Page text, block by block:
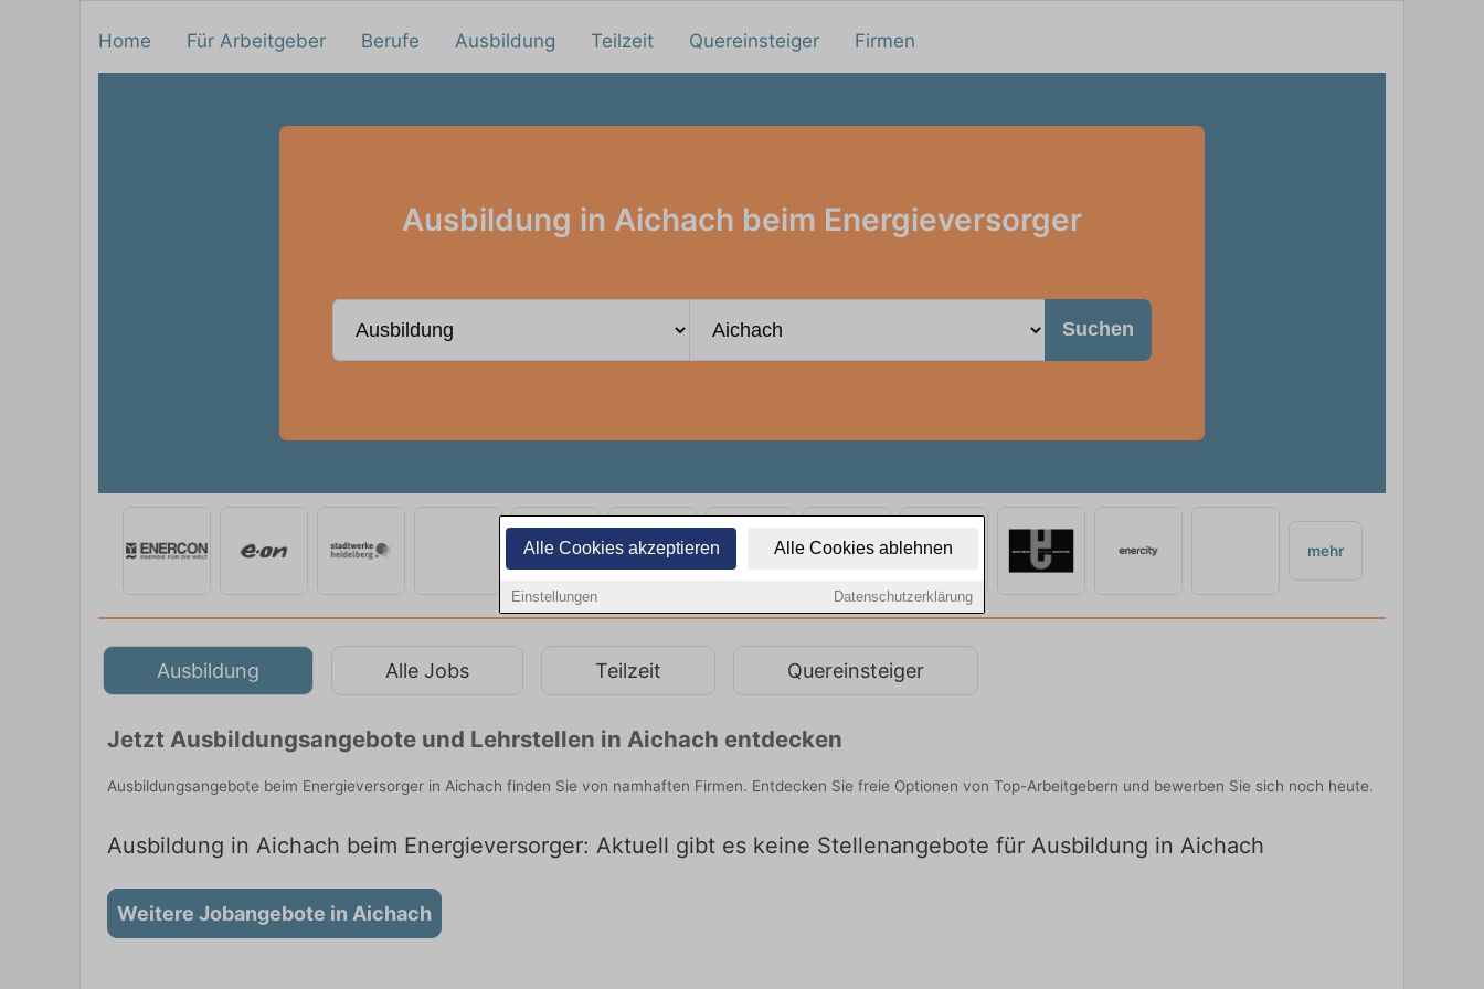
Alle Cookies akzeptieren Alle Cookies ablehnen
Einstellungen Datenschutzerklärung
Home Für Arbeitgeber Berufe Ausbildung Teilzeit Quereinsteiger Firmen
Ausbildung in Aichach beim Energieversorger
Suchen
mehr
Ausbildung Alle Jobs Teilzeit Quereinsteiger
Jetzt Ausbildungsangebote und Lehrstellen in Aichach entdecken
Ausbildungsangebote beim Energieversorger in Aichach finden Sie von namhaften Firmen. Entdecken Sie freie Optionen von Top-Arbeitgebern und bewerben Sie sich noch heute.
Ausbildung in Aichach beim Energieversorger: Aktuell gibt es keine Stellenangebote für Ausbildung in Aichach
Weitere Jobangebote in Aichach